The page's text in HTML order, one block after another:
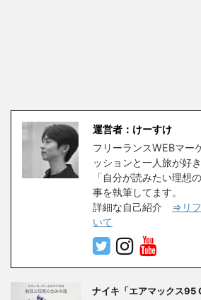
運営者：けーすけ
フリーランスWEBマー
ッションと一人旅が好き
「自分が読みたい理想
事を執筆してます。
詳細な自己紹介 ⇒リ
いて
ナイキ「エアマックス95